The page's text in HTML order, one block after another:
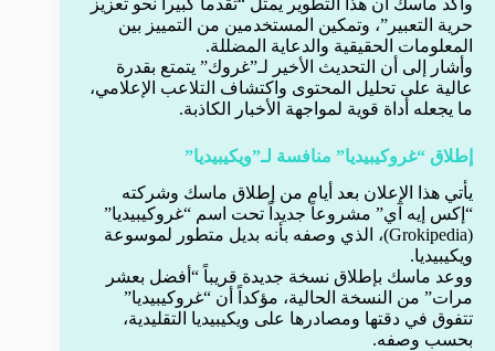
حرية التعبير”، وتمكين المستخدمين من التمييز بين
المعلومات الحقيقية والدعاية المضللة.
وأشار إلى أن التحديث الأخير لـ”غروك” يتمتع بقدرة
عالية على تحليل المحتوى واكتشاف التلاعب الإعلامي،
ما يجعله أداة قوية لمواجهة الأخبار الكاذبة.
إطلاق “غروكيبيديا” منافسة لـ”ويكيبيديا”
يأتي هذا الإعلان بعد أيام من إطلاق ماسك وشركته
“إكس إيه آي” مشروعاً جديداً تحت اسم “غروكيبيديا”
(Grokipedia)، الذي وصفه بأنه بديل متطور لموسوعة
ويكيبيديا.
ووعد ماسك بإطلاق نسخة جديدة قريباً “أفضل بعشر
مرات” من النسخة الحالية، مؤكداً أن “غروكيبيديا”
تتفوق في دقتها ومصادرها على ويكيبيديا التقليدية،
بحسب وصفه.